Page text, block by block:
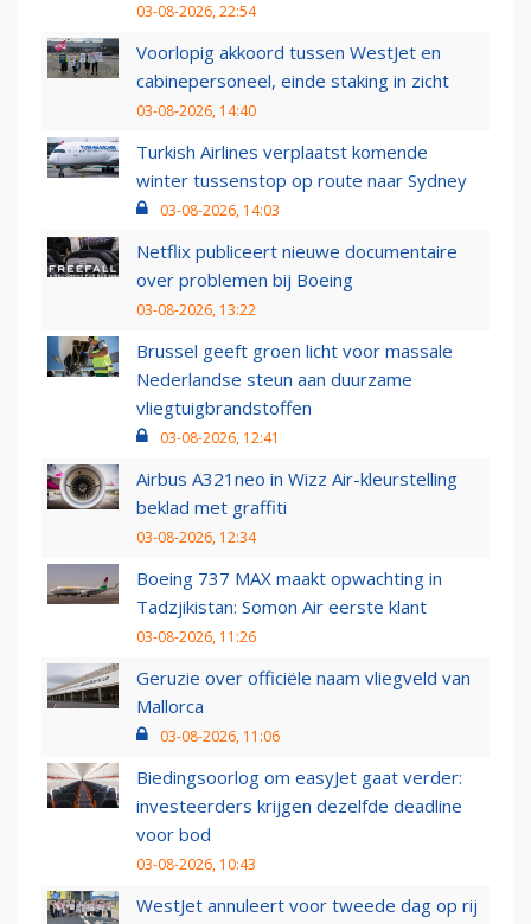
03-08-2026, 22:54
Voorlopig akkoord tussen WestJet en
cabinepersoneel, einde staking in zicht
03-08-2026, 14:40
Turkish Airlines verplaatst komende
winter tussenstop op route naar Sydney
03-08-2026, 14:03
Netflix publiceert nieuwe documentaire
over problemen bij Boeing
03-08-2026, 13:22
Brussel geeft groen licht voor massale
Nederlandse steun aan duurzame
vliegtuigbrandstoffen
03-08-2026, 12:41
Airbus A321neo in Wizz Air-kleurstelling
beklad met graffiti
03-08-2026, 12:34
Boeing 737 MAX maakt opwachting in
Tadzjikistan: Somon Air eerste klant
03-08-2026, 11:26
Geruzie over officiële naam vliegveld van
Mallorca
03-08-2026, 11:06
Biedingsoorlog om easyJet gaat verder:
investeerders krijgen dezelfde deadline
voor bod
03-08-2026, 10:43
WestJet annuleert voor tweede dag op rij